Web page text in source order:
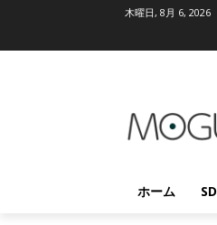
木曜日, 8月 6, 2026
ホーム